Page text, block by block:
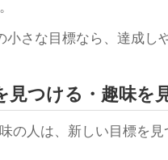
小さな目標なら、達成し
見つける・趣味を
の人は、新しい目標を見